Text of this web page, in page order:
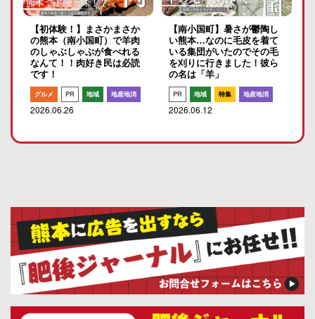
【初体験！】まさかまさか
の熊本（南小国町）で羊肉
のしゃぶしゃぶが食べれる
なんて！！肉好き民は必読
です！
グルメ PR 地域 地産地消
2026.06.26
【南小国町】暑さが鬱陶し
い熊本…なのに毛皮を着て
いる集団がいたのでその毛
を刈りに行きました！彼ら
の名は「羊」
PR 地域 特集 地産地消
2026.06.12